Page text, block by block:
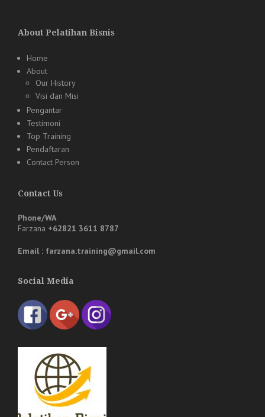
About Pelatihan Bisnis
Home
About
Our History
Visi dan Misi
Pengantar
Testimoni
Top Training
Pendaftaran
Contact Person
Contact Us
Phone/WA
Farzana +62821 3611 8787
Email : farzana.training@gmail.com
Social Media